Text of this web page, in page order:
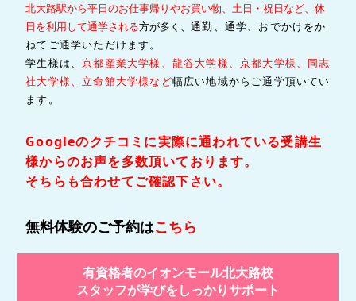
北大路駅から平日のお仕事帰りやお買い物、土日・祝日など、休
日を利用して通学される方が多く、通勤、通学、おでかけをか
ねてご通学いただけます。
学生様は、京都産業大学様 、龍谷大学様、京都大学様、同志
社大学様、立命館大学様など幅広い地域からご通学頂いてい
ます。
Googleのクチコミに実際に通われている受講生
様からのお声を多数頂いております。
そちらも合わせてご確認下さい。
無料体験のご予約はこちら
有資格者のイオンモール北大路校
スタッフが学びをしっかりサポート